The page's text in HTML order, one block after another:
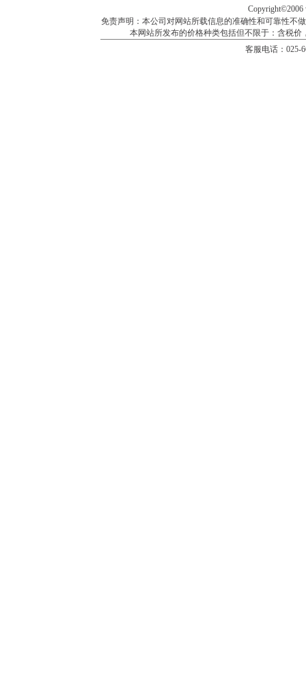
Copyright©2006
免责声明：本公司对网站所载信息的准确性和可靠性不
本网站所发布的价格种类包括但不限于：含税
客服电话：025-